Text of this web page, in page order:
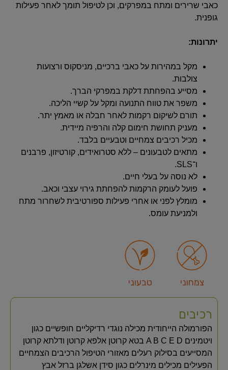
כאבי שרירים ומתח במפרקים, וכן לטיפול תומך לאחר פעילות
גופנית.
יתרונות:
מקל במהירות על כאבי ברכיים, מניסקוס ורצועות
צולבות.
מסייע בהפחתת דלקת במפרקי הברך.
משפר את טווח התנועה ומקל על קשיי הליכה.
תורם לשיקום רקמות לאחר חבלה או מאמץ יתר.
מעניק תחושת חימום קלה והרפיה מיידית.
מכיל רכיבים צמחיים וטבעיים בלבד.
מתאים לטבעונים – ללא סטרואידים, קורטיזון, פרבנים
ו־SLS.
לא נוסה על בעלי חיים.
פועל לעומק הרקמות להפחתת גירוי עצבי וכאב.
מומלץ לפני או אחרי פעילות ספורטיבית לשחרור מתח
ולמניעת עומס.
צמחוני טבעוני
רכיבים
הפורמולה הייחודית מכילה נוגדי רדיקליים חופשיים כגון
ויטמינים A B C E D בטא קרוטן אלפא קרוטן ודלתא קרוטן
המסייעים בסילוק רעלים מאזורי הטיפול הרכיבים הצמחיים
הפעילים מכילים מינרלים כגון סידן אשלגן ברזל אבץ